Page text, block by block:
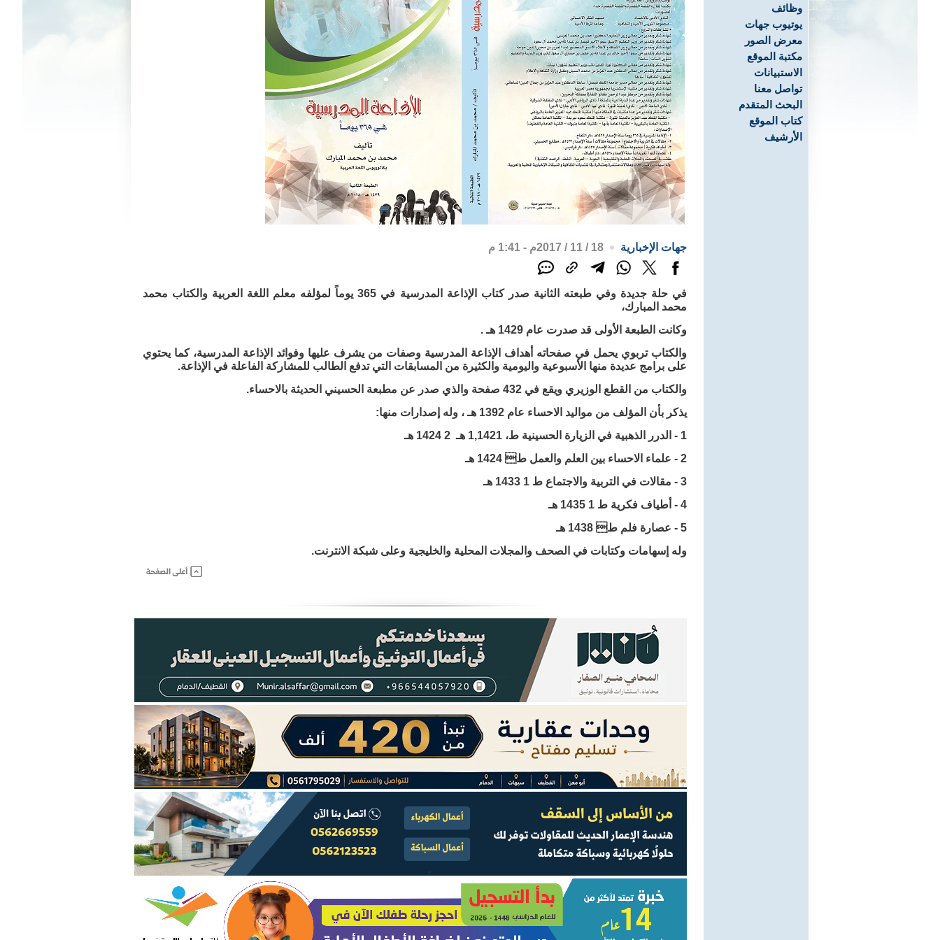
وظائف
يوتيوب جهات
معرض الصور
مكتبة الموقع
الاستبيانات
تواصل معنا
البحث المتقدم
كتاب الموقع
الأرشيف
جهات الإخبارية 18 / 11 / 2017م - 1:41 م
في حلة جديدة وفي طبعته الثانية صدر كتاب الإذاعة المدرسية في 365 يوماً لمؤلفه معلم اللغة العربية والكتاب محمد
محمد المبارك،
وكانت الطبعة الأولى قد صدرت عام 1429 هـ .
والكتاب تربوي يحمل في صفحاته أهداف الإذاعة المدرسية وصفات من يشرف عليها وفوائد الإذاعة المدرسية، كما يحتوي
على برامج عديدة منها الأسبوعية واليومية والكثيرة من المسابقات التي تدفع الطالب للمشاركة الفاعلة في الإذاعة.
والكتاب من القطع الوزيري ويقع في 432 صفحة والذي صدر عن مطبعة الحسيني الحديثة بالاحساء.
يذكر بأن المؤلف من مواليد الاحساء عام 1392 هـ ، وله إصدارات منها:
1 - الدرر الذهبية في الزيارة الحسينية ط، 1,1421 هـ 2 1424 هـ
2 - علماء الاحساء بين العلم والعمل ط 1424 هـ
3 - مقالات في التربية والاجتماع ط 1 1433 هـ
4 - أطياف فكرية ط 1 1435 هـ
5 - عصارة فلم ط 1438 هـ
وله إسهامات وكتابات في الصحف والمجلات المحلية والخليجية وعلى شبكة الانترنت.